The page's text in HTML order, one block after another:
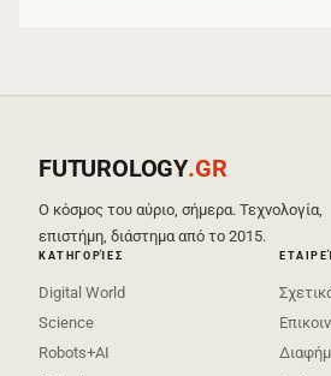
FUTUROLOGY.GR
Ο κόσμος του αύριο, σήμερα. Τεχνολογία,
επιστήμη, διάστημα από το 2015.
ΚΑΤΗΓΟΡΊΕΣ
Digital World
Science
Robots+AI